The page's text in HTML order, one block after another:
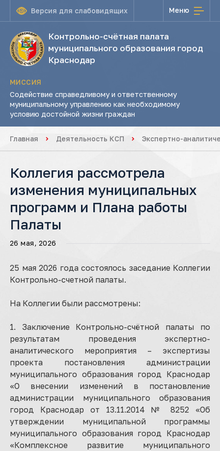
Версия для слабовидящих Меню
Контрольно-счётная палата
муниципального образования город
Краснодар
МИССИЯ
Содействие справедливому и ответственному
муниципальному управлению как необходимому
условию достойной жизни граждан
Главная Деятельность КСП Экспертно-
Коллегия рассмотрела
изменения муниципальных
программ и Плана работы
Палаты
26 мая, 2026
25 мая 2026 года состоялось заседание Коллегии
Контрольно-счетной палаты.
На Коллегии были рассмотрены:
1. Заключение Контрольно-счётной палаты по
результатам проведения экспертно-
аналитического мероприятия – экспертизы
проекта постановления администрации
муниципального образования город Краснодар
«О внесении изменений в постановление
администрации муниципального образования
город Краснодар от 13.11.2014 № 8252 «Об
утверждении муниципальной программы
муниципального образования город Краснодар
«Комплексное развитие муниципального